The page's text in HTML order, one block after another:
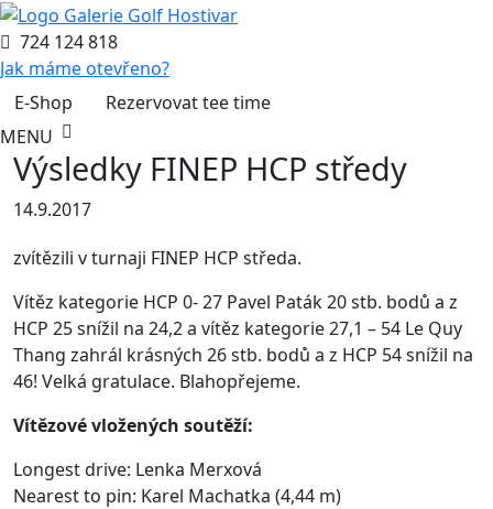
724 124 818
Jak máme otevřeno?
E-Shop
Rezervovat tee time
MENU
Výsledky FINEP HCP středy
14.9.2017
zvítězili v turnaji FINEP HCP středa.
Vítěz kategorie HCP 0- 27 Pavel Paták 20 stb. bodů a z
HCP 25 snížil na 24,2 a vítěz kategorie 27,1 – 54 Le Quy
Thang zahrál krásných 26 stb. bodů a z HCP 54 snížil na
46! Velká gratulace. Blahopřejeme.
Vítězové vložených soutěží:
Longest drive: Lenka Merxová
Nearest to pin: Karel Machatka (4,44 m)